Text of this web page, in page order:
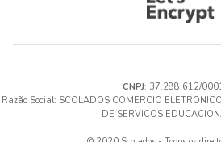
CNPJ: 37.288.612/
Razão Social: SCOLADOS COMERCIO
DE SERVICOS